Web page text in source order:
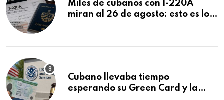
Miles de cubanos con I-220A
miran al 26 de agosto: esto es lo
Cubano llevaba tiempo
esperando su Green Card y la